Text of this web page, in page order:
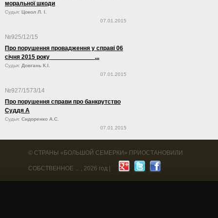
моральної шкоди
Судья: Цокол Л. І.
07.01.2015
№925/12/15
Про порушення провадження у справі 06
січня 2015 року ...
Судья: Довгань К.І.
07.01.2015
№927/1573/14
Про порушення справи про банкрутство
Суддя А
Судья: Сидоренко А.С.
07.01.2015
© СТРАНЫ «БОЛЬШОЙ СЕМЕРКИ» ПРИОСТАНОВИЛИ
СОБСТВЕННОЕ ... , 2026 год |